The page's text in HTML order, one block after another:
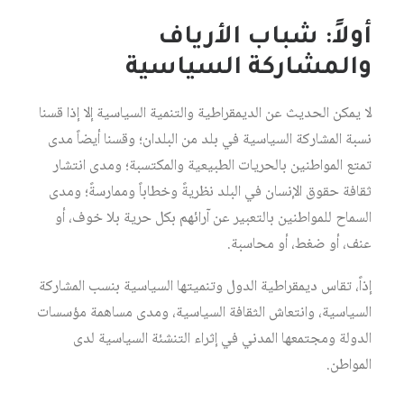
أولاً: شباب الأرياف
والمشاركة السياسية
لا يمكن الحديث عن الديمقراطية والتنمية السياسية إلا إذا قسنا
نسبة المشاركة السياسية في بلد من البلدان؛ وقسنا أيضاً مدى
تمتع المواطنين بالحريات الطبيعية والمكتسبة؛ ومدى انتشار
ثقافة حقوق الإنسان في البلد نظريةً وخطاباً وممارسةً؛ ومدى
السماح للمواطنين بالتعبير عن آرائهم بكل حرية بلا خوف، أو
عنف، أو ضغط، أو محاسبة.
إذاً، تقاس ديمقراطية الدول وتنميتها السياسية بنسب المشاركة
السياسية، وانتعاش الثقافة السياسية، ومدى مساهمة مؤسسات
الدولة ومجتمعها المدني في إثراء التنشئة السياسية لدى
المواطن.